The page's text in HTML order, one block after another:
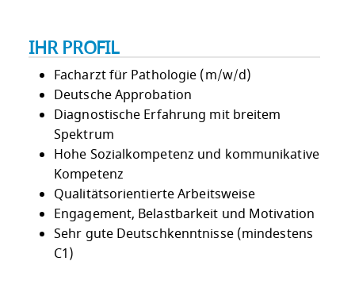
IHR PROFIL
Facharzt für Pathologie (m/w/d)
Deutsche Approbation
Diagnostische Erfahrung mit breitem
Spektrum
Hohe Sozialkompetenz und kommunikative
Kompetenz
Qualitätsorientierte Arbeitsweise
Engagement, Belastbarkeit und Motivation
Sehr gute Deutschkenntnisse (mindestens
C1)